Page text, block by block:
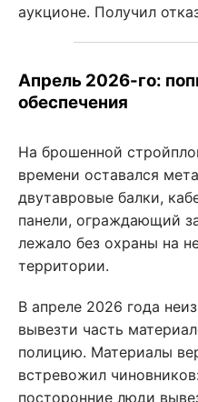
аукционе. Получил
Апрель 2026-го:
обеспечения
На брошенной
времени оставался
двутавровые балки,
панели, ограждающий
лежало без охраны на
территории.
В апреле 2026 года
вывезти часть
полицию. Материалы
встревожил
посторонние люди